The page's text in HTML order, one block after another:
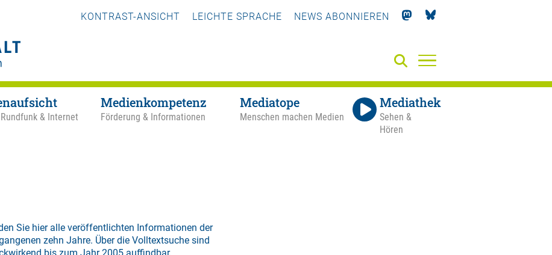
KONTRAST-ANSICHT LEICHTE SPRACHE NEWS ABONNIEREN
& Internet
Medienkompetenz
Förderung & Informationen
Mediatope
Menschen machen Medien
Mediathek
Sehen &
Hören
Sie hier alle veröffentlichten Informationen der
zehn Jahre. Über die Volltextsuche sind